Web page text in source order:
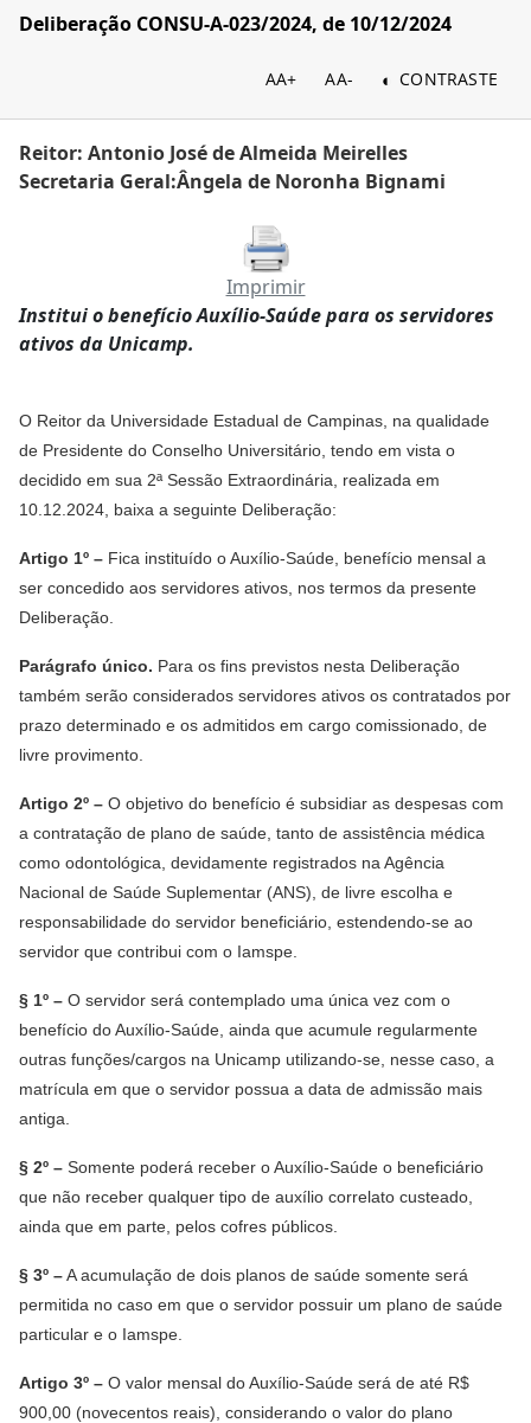
Deliberação CONSU-A-023/2024, de 10/12/2024
AA+ AA- CONTRASTE
Reitor: Antonio José de Almeida Meirelles
Secretaria Geral:Ângela de Noronha Bignami
Imprimir
Institui o benefício Auxílio-Saúde para os servidores
ativos da Unicamp.
O Reitor da Universidade Estadual de Campinas, na qualidade
de Presidente do Conselho Universitário, tendo em vista o
decidido em sua 2ª Sessão Extraordinária, realizada em
10.12.2024, baixa a seguinte Deliberação:
Artigo 1º – Fica instituído o Auxílio-Saúde, benefício mensal a
ser concedido aos servidores ativos, nos termos da presente
Deliberação.
Parágrafo único. Para os fins previstos nesta Deliberação
também serão considerados servidores ativos os contratados por
prazo determinado e os admitidos em cargo comissionado, de
livre provimento.
Artigo 2º – O objetivo do benefício é subsidiar as despesas com
a contratação de plano de saúde, tanto de assistência médica
como odontológica, devidamente registrados na Agência
Nacional de Saúde Suplementar (ANS), de livre escolha e
responsabilidade do servidor beneficiário, estendendo-se ao
servidor que contribui com o Iamspe.
§ 1º – O servidor será contemplado uma única vez com o
benefício do Auxílio-Saúde, ainda que acumule regularmente
outras funções/cargos na Unicamp utilizando-se, nesse caso, a
matrícula em que o servidor possua a data de admissão mais
antiga.
§ 2º – Somente poderá receber o Auxílio-Saúde o beneficiário
que não receber qualquer tipo de auxílio correlato custeado,
ainda que em parte, pelos cofres públicos.
§ 3º –A acumulação de dois planos de saúde somente será
permitida no caso em que o servidor possuir um plano de saúde
particular e o Iamspe.
Artigo 3º – O valor mensal do Auxílio-Saúde será de até R$
900,00 (novecentos reais), considerando o valor do plano